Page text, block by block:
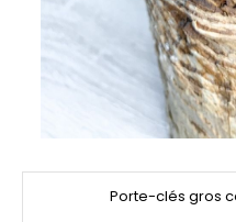
Porte-clés gros